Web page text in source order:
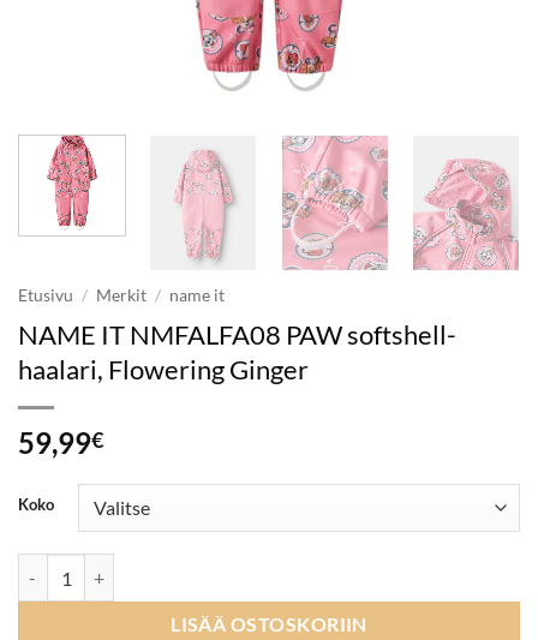
Etusivu / Merkit / name it
NAME IT NMFALFA08 PAW softshell-
haalari, Flowering Ginger
59,99€
Koko
LISÄÄ OSTOSKORIIN